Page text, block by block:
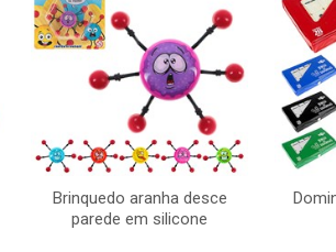
Brinquedo aranha desce
parede em silicone